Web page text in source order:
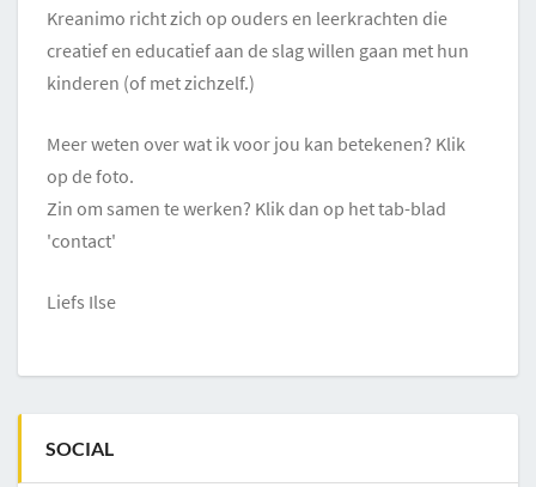
Kreanimo richt zich op ouders en leerkrachten die
creatief en educatief aan de slag willen gaan met hun
kinderen (of met zichzelf.)
Meer weten over wat ik voor jou kan betekenen? Klik
op de foto.
Zin om samen te werken? Klik dan op het tab-blad
'contact'
Liefs Ilse
SOCIAL